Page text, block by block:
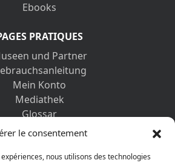
le consentement
nous utilisons des technologies
Ebooks
PRATIQUES
und Partner
Mein Konto
Mediathek
Glossar
Kontaktformular
Bestimmungen